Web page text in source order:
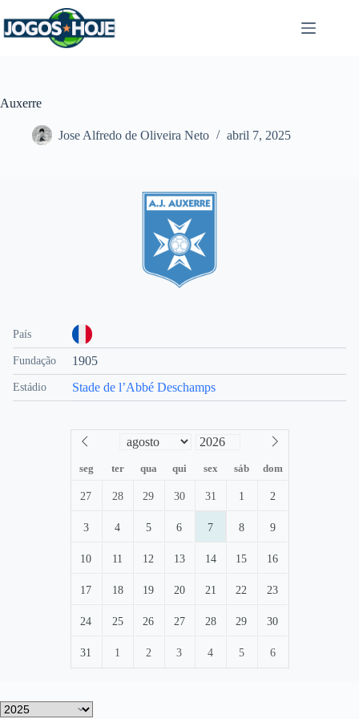
para
o
Auxerre
Jose Alfredo de Oliveira Neto abril 7, 2025
País
Fundação 1905
Estádio Stade de l’Abbé Deschamps
seg ter qua qui sex sáb dom
27 28 29 30 31 1 2
3 4 5 6 7 8 9
10 11 12 13 14 15 16
17 18 19 20 21 22 23
24 25 26 27 28 29 30
31 1 2 3 4 5 6